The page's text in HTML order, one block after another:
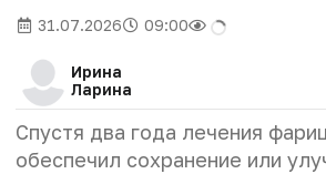
31.07.2026 09:00
Ирина
Ларина
Спустя два года лечения
обеспечил сохранение или